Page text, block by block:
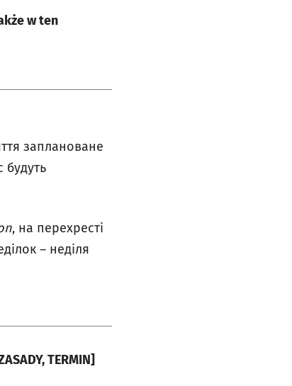
w ten
заплановане
будуть
, на перехресті
– неділя
TERMIN]